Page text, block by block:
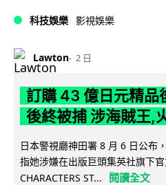
科技娛樂 影視娛樂
Lawton 2 日
訂購 43 億日元精品
後終被捕 涉海賊王,
日本警視廳神田署 8 月 6 日公布
指她涉嫌在出版巨頭集英社旗下
CHARACTERS ST...
閱讀全文